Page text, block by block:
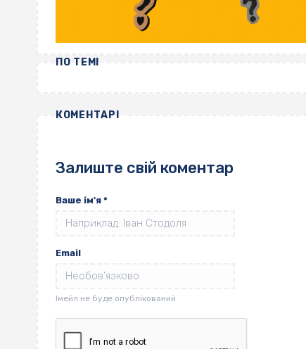
ПО ТЕМІ
КОМЕНТАРІ
Залиште свій коментар
Ваше ім'я *
Email